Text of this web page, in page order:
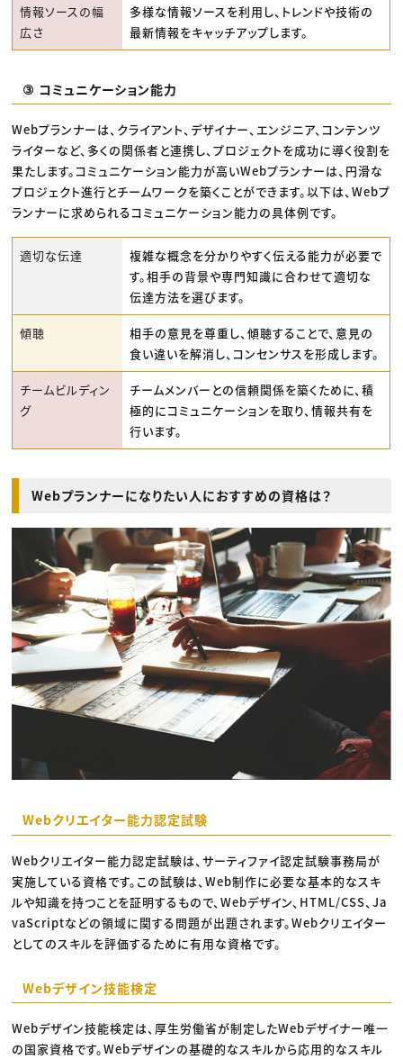
情報ソースの幅
広さ
多様な情報ソースを利用し、トレンドや技術の
最新情報をキャッチアップします。
③ コミュニケーション能力
Webプランナーは、クライアント、デザイナー、エンジニア、コンテンツ
ライターなど、多くの関係者と連携し、プロジェクトを成功に導く役割を
果たします。コミュニケーション能力が高いWebプランナーは、円滑な
プロジェクト進行とチームワークを築くことができます。以下は、Webプ
ランナーに求められるコミュニケーション能力の具体例です。
適切な伝達
複雑な概念を分かりやすく伝える能力が必要で
す。相手の背景や専門知識に合わせて適切な
伝達方法を選びます。
傾聴
相手の意見を尊重し、傾聴することで、意見の
食い違いを解消し、コンセンサスを形成します。
チームビルディン
グ
チームメンバーとの信頼関係を築くために、積
極的にコミュニケーションを取り、情報共有を
行います。
Webプランナーになりたい人におすすめの資格は？
Webクリエイター能力認定試験
Webクリエイター能力認定試験は、サーティファイ認定試験事務局が
実施している資格です。この試験は、Web制作に必要な基本的なスキ
ルや知識を持つことを証明するもので、Webデザイン、HTML/CSS、Ja
vaScriptなどの領域に関する問題が出題されます。Webクリエイター
としてのスキルを評価するために有用な資格です。
Webデザイン技能検定
Webデザイン技能検定は、厚生労働省が制定したWebデザイナー唯一
の国家資格です。Webデザインの基礎的なスキルから応用的なスキル